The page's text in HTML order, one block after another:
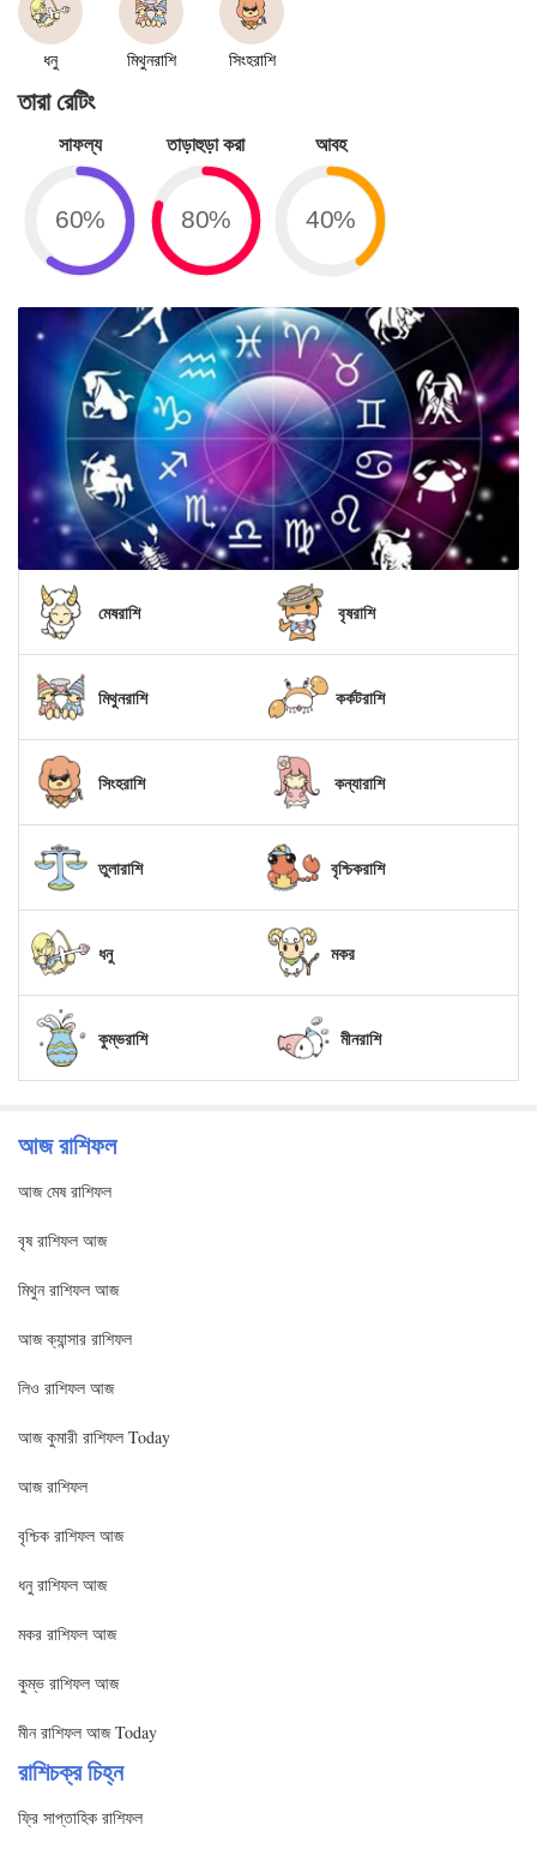
ধনু মিথুনরাশি সিংহরাশি
তারা রেটিং
সাফল্য
60%
তাড়াহুড়া করা
80%
আবহ
40%
মেষরাশি বৃষরাশি
মিথুনরাশি কর্কটরাশি
সিংহরাশি কন্যারাশি
তুলারাশি বৃশ্চিকরাশি
ধনু মকর
কুম্ভরাশি মীনরাশি
আজ রাশিফল
আজ মেষ রাশিফল
বৃষ রাশিফল আজ
মিথুন রাশিফল আজ
আজ ক্যান্সার রাশিফল
লিও রাশিফল আজ
আজ কুমারী রাশিফল Today
আজ রাশিফল
বৃশ্চিক রাশিফল আজ
ধনু রাশিফল আজ
মকর রাশিফল আজ
কুম্ভ রাশিফল আজ
মীন রাশিফল আজ Today
রাশিচক্র চিহ্ন
ফ্রি সাপ্তাহিক রাশিফল